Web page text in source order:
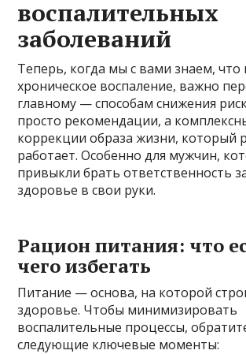
воспалительных
заболеваний
Теперь, когда мы с вами знаем,
хроническое воспаление, важно
главному — способам снижения
просто рекомендации, а
коррекции образа жизни, который
работает. Особенно для мужчин,
привыкли брать ответственность
здоровье в свои руки.
Рацион питания: что
чего избегать
Питание — основа, на которой
здоровье. Чтобы минимизировать
воспалительные процессы,
следующие ключевые моменты: